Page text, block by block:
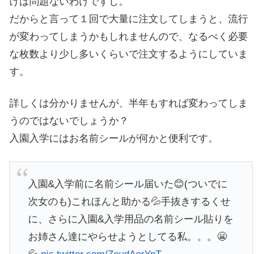
だからと言って１回で大量に注文してしまうと、流行
が変わってしまうかもしれませんので、なるべく必要
な枚数より少し多いくらいで注文するようにしていま
す。
詳しくは分かりませんが、半年もすれば変わってしま
うのではないでしょうか？
入園入学にはお名前シールが何かと便利です。
入園&入学前に名前シール届いた😊(ついでに
次女のも)これほんと助かる💦手抜きするくせ
に、さらに入園&入学用品の名前シール貼りを
お姉さん達にやらせようとしてる私。。。😬